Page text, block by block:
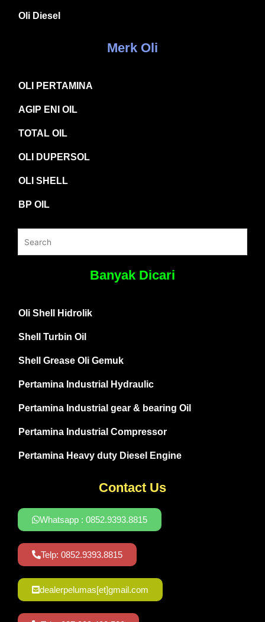
Oli Diesel
Merk Oli
OLI PERTAMINA
AGIP ENI OIL
TOTAL OIL
OLI DUPERSOL
OLI SHELL
BP OIL
Banyak Dicari
Oli Shell Hidrolik
Shell Turbin Oil
Shell Grease Oli Gemuk
Pertamina Industrial Hydraulic
Pertamina Industrial gear & bearing Oil
Pertamina Industrial Compressor
Pertamina Heavy duty Diesel Engine
Contact Us
Whatsapp : 0852.9393.8815
Telp: 0852.9393.8815
dealerpelumas[et]gmail.com